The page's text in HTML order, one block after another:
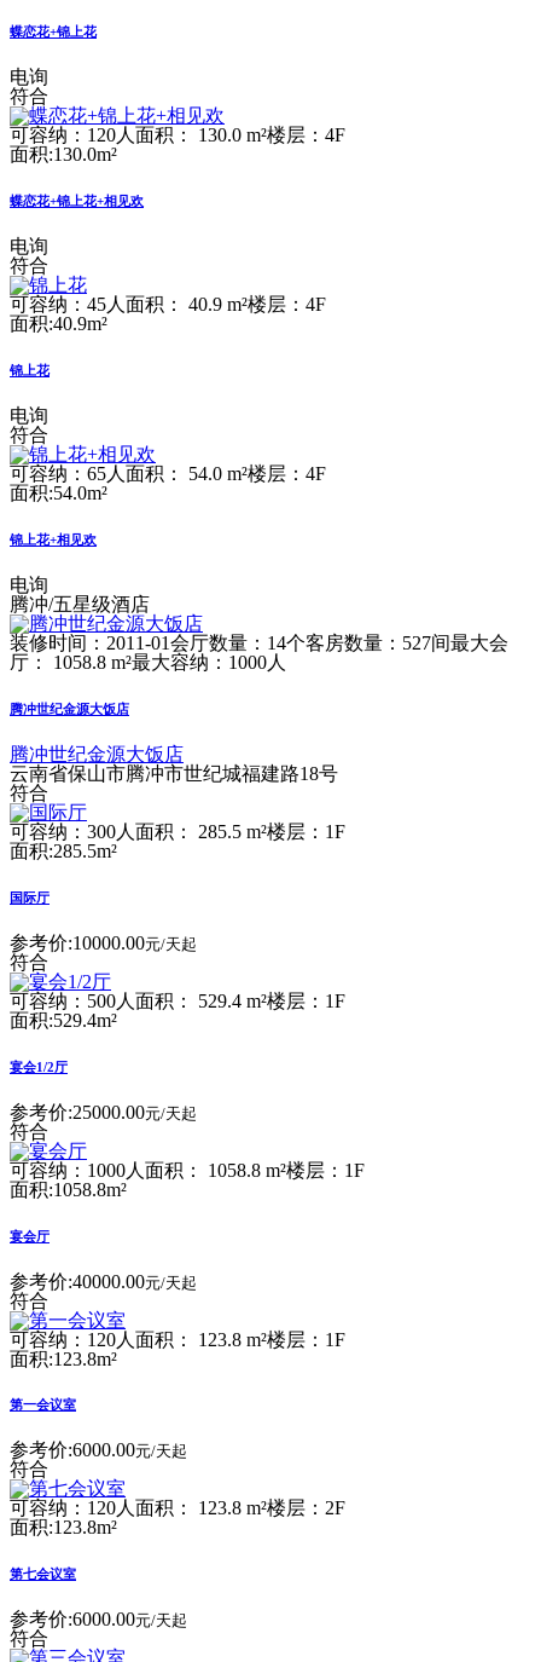
蝶恋花+锦上花
电询
符合
可容纳：120人 面积： 130.0 m²楼层：4F
面积:130.0m²
蝶恋花+锦上花+相见欢
电询
符合
可容纳：45人 面积： 40.9 m²楼层：4F
面积:40.9m²
锦上花
电询
符合
可容纳：65人 面积： 54.0 m²楼层：4F
面积:54.0m²
锦上花+相见欢
电询
腾冲/五星级酒店
装修时间：2011-01会厅数量：14个客房数量：527间最大会
厅： 1058.8 m²最大容纳：1000人
腾冲世纪金源大饭店
腾冲世纪金源大饭店
云南省保山市腾冲市世纪城福建路18号
符合
可容纳：300人 面积： 285.5 m²楼层：1F
面积:285.5m²
国际厅
参考价:10000.00元/天起
符合
可容纳：500人 面积： 529.4 m²楼层：1F
面积:529.4m²
宴会1/2厅
参考价:25000.00元/天起
符合
可容纳：1000人 面积： 1058.8 m²楼层：1F
面积:1058.8m²
宴会厅
参考价:40000.00元/天起
符合
可容纳：120人 面积： 123.8 m²楼层：1F
面积:123.8m²
第一会议室
参考价:6000.00元/天起
符合
可容纳：120人面积： 123.8 m²楼层：2F
面积:123.8m²
第七会议室
参考价:6000.00元/天起
符合